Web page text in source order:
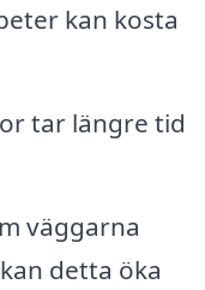
kan kosta
tar längre tid
väggarna
detta öka